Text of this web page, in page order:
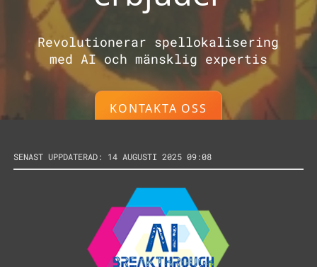
Revolutionerar spellokalisering
med AI och mänsklig expertis
KONTAKTA OSS
SENAST UPPDATERAD: 14 AUGUSTI 2025 09:08